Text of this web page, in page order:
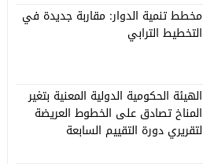
مخطط تنمية الدوار: مقاربة جديدة في
التخطيط الترابي
الهيئة الحكومية الدولية المعنية بتغير
المناخ تصادق على الخطوط العريضة
لتقريري دورة التقييم السابعة